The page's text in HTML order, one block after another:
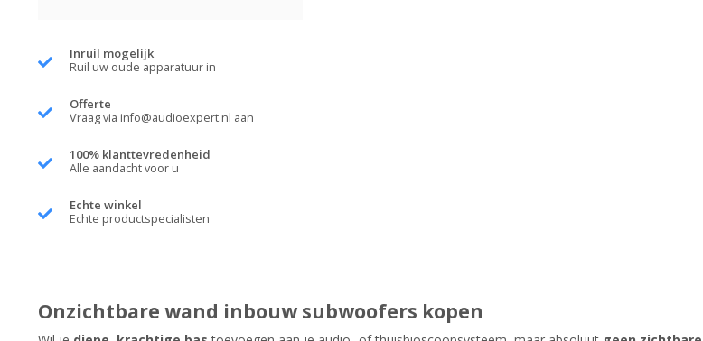
Inruil mogelijk
Ruil uw oude apparatuur in
Offerte
Vraag via info@audioexpert.nl aan
100% klanttevredenheid
Alle aandacht voor u
Echte winkel
Echte productspecialisten
Onzichtbare wand inbouw subwoofers kopen